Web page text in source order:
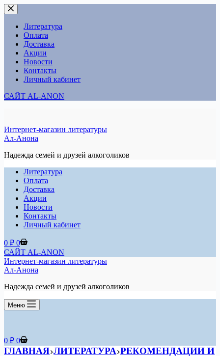
Перейти
к
сути
Литература
Оплата
Доставка
Акции
Новости
Контакты
Личный кабинет
САЙТ AL-ANON
Интернет-магазин литературы
Ал-Анона
Надежда семей и друзей алкоголиков
Литература
Оплата
Доставка
Акции
Новости
Контакты
Личный кабинет
Корзина
0 ₽ 0
САЙТ AL-ANON
Интернет-магазин литературы
Ал-Анона
Надежда семей и друзей алкоголиков
Меню
Корзина
0 ₽ 0
ГЛАВНАЯ ЛИТЕРАТУРА РЕКОМЕНДАЦИИ И